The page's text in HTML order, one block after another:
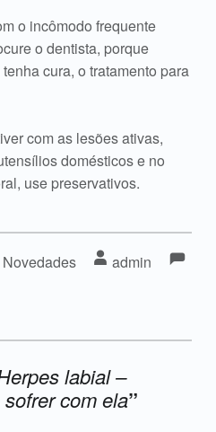
o incômodo frequente
o dentista, porque
cura, o tratamento para
com as lesões ativas,
domésticos e no
use preservativos.
Novedades admin
labial –
com ela”